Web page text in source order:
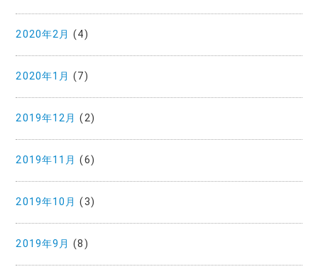
2020年2月 (4)
2020年1月 (7)
2019年12月 (2)
2019年11月 (6)
2019年10月 (3)
2019年9月 (8)